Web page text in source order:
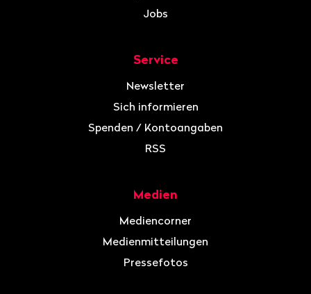
Jobs
Service
Newsletter
Sich informieren
Spenden / Kontoangaben
RSS
Medien
Mediencorner
Medienmitteilungen
Pressefotos